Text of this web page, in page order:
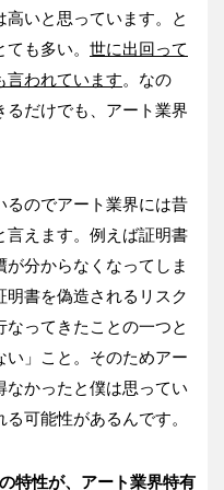
いと思っています。と
も多い。 世に出回って
言われています。なの
るだけでも、アート業界
るのでアート業界には昔
言えます。例えば証明書
分からなくなってしま
明書を偽造されるリスク
ってきたことの一つと
い」こと。そのためアー
なかったと僕は思ってい
可能性があるんです。
特性が、アート業界特有